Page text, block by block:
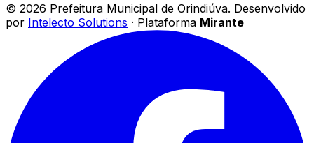
© 2026 Prefeitura Municipal de Orindiúva. Desenvolvido
por Intelecto Solutions · Plataforma Mirante